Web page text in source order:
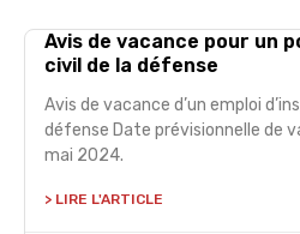
Avis de vacance pour un
civil de la défense
Avis de vacance d’un emploi
défense Date prévisionnelle de
mai 2024.
> LIRE L'ARTICLE